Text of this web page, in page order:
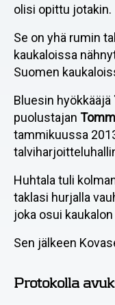
olisi opittu jotakin.
Se on yhä rumin
kaukaloissa
Suomen
Bluesin hyökkääjä
puolustajan
tammikuussa
Huhtala tuli
taklasi hurjalla
joka osui
Sen jälkeen
Protokolla